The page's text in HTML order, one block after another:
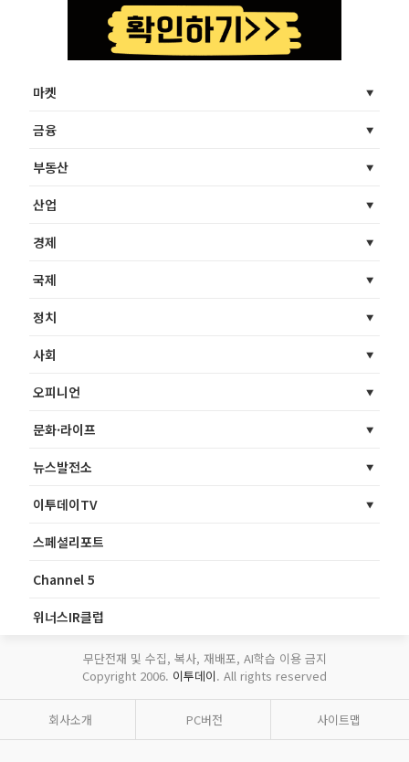
마켓
금융
부동산
산업
경제
국제
정치
사회
오피니언
문화·라이프
뉴스발전소
이투데이TV
스페셜리포트
Channel 5
위너스IR클럽
무단전재 및 수집, 복사, 재배포, AI학습 이용 금지
Copyright 2006. 이투데이. All rights reserved
회사소개 PC버전 사이트맵